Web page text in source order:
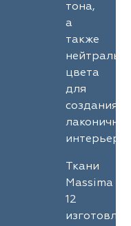
тона,
а
также
цвета
для
создания
Ткани
Massima
12